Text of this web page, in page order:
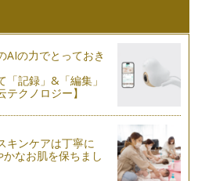
ア １
しみましたか？私は、家族と地元
してきま…
ニューアイデア〜
ｔ！」（お菓子をくれないとい
ーティアイデア〜
でも人気のハロウィン。お友達と
ます。今…
AIの力でとっておき
記録」&「編集」
クノロジー】
キンケアは丁寧に
かなお肌を保ちまし